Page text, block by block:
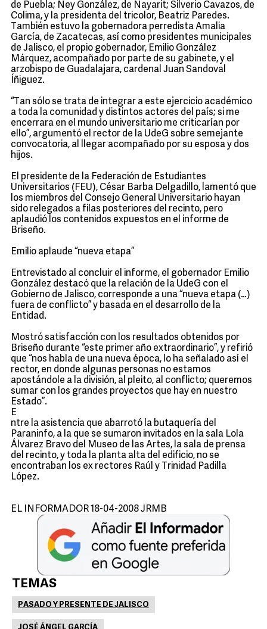
de Puebla; Ney González, de Nayarit; Silverio Cavazos, de
Colima, y la presidenta del tricolor, Beatriz Paredes.
También estuvo la gobernadora perredista Amalia
García, de Zacatecas, así como presidentes municipales
de Jalisco, el propio gobernador, Emilio González
Márquez, acompañado por parte de su gabinete, y el
arzobispo de Guadalajara, cardenal Juan Sandoval
Íñiguez.
“Tan sólo se trata de integrar a este ejercicio académico
a toda la comunidad y distintos actores del país; si me
encerrara en el mundo universitario me criticarían por
ello”, argumentó el rector de la UdeG sobre semejante
convocatoria, al llegar acompañado por su esposa y dos
hijos.
El presidente de la Federación de Estudiantes
Universitarios (FEU), César Barba Delgadillo, lamentó que
los miembros del Consejo General Universitario hayan
sido relegados a filas posteriores del recinto, pero
aplaudió los contenidos expuestos en el informe de
Briseño.
Emilio aplaude “nueva etapa”
Entrevistado al concluir el informe, el gobernador Emilio
González destacó que la relación de la UdeG con el
Gobierno de Jalisco, corresponde a una “nueva etapa (…)
fuera de conflicto” y basada en el desarrollo de la
Entidad.
Mostró satisfacción con los resultados obtenidos por
Briseño durante “este primer año extraordinario”, y refirió
que “nos habla de una nueva época, lo ha señalado así el
rector, en donde algunas personas no estamos
apostándole a la división, al pleito, al conflicto; queremos
sumar con los grandes proyectos que hay en nuestro
Estado”.
E
ntre la asistencia que abarrotó la butaquería del
Paraninfo, a la que se sumaron invitados en la sala Lola
Álvarez Bravo del Museo de las Artes, la sala de prensa
del recinto, y toda la planta alta del edificio, no se
encontraban los ex rectores Raúl y Trinidad Padilla
López.
EL INFORMADOR 18-04-2008 JRMB
TEMAS
PASADO Y PRESENTE DE JALISCO